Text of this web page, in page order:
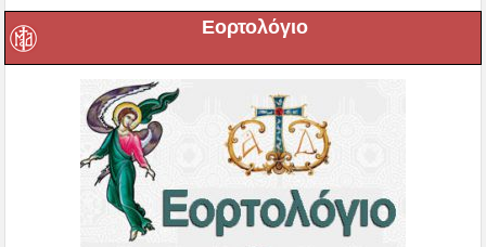
Εορτολόγιο